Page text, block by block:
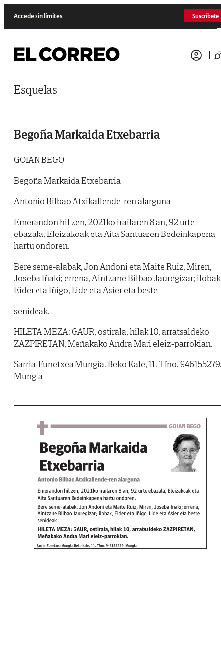
Accede sin límites Suscríbete
Esquelas
Begoña Markaida Etxebarria
GOIAN BEGO
Begoña Markaida Etxebarria
Antonio Bilbao Atxikallende-ren alarguna
Emerandon hil zen, 2021ko irailaren 8 an, 92 urte
ebazala, Eleizakoak eta Aita Santuaren Bedeinkapena
hartu ondoren.
Bere seme-alabak, Jon Andoni eta Maite Ruiz, Miren,
Joseba Iñaki; errena, Aintzane Bilbao Jauregizar;
Eider eta Iñigo, Lide eta Asier eta beste
senideak.
HILETA MEZA: GAUR, ostirala, hilak 10, arratsaldeko
ZAZPIRETAN, Meñakako Andra Mari eleiz-parrokian.
Sarria-Funetxea Mungia. Beko Kale, 11. Tfno. 946155279.
Mungia